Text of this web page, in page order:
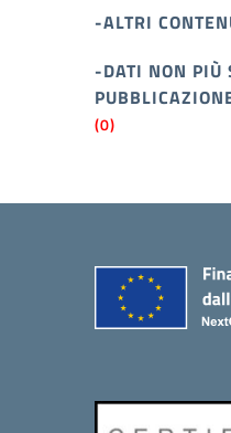
-ALTRI
-DATI NON PIÙ
(0)